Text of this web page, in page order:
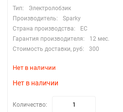
Тип:
Электролобзик
Производитель:
Sparky
Страна производства:
EC
Гарантия производителя:
12 мес.
Стоимость доставки, руб:
300
Нет в наличии
Нет в наличии
Количество: